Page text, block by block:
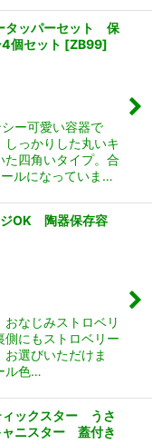
タッパーセット 保
個セット [ZB99]
ー可愛い容器で
っかりした丸いキ
た四角いタイプ。合
ルになっていま…
OK 陶器保存容
なじみストロベリ
側にもストロベリー
選びいただけま
ル色…
ックスター うさ
ャニスター 蓋付き